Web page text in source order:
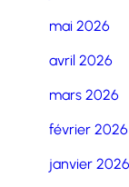
mai 2026
avril 2026
mars 2026
février 2026
janvier 2026